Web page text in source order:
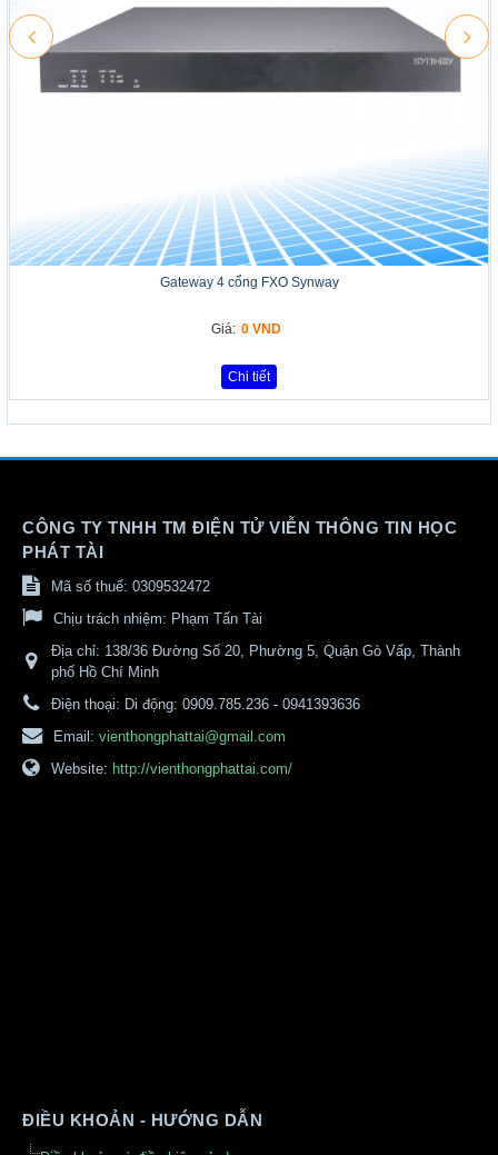
Gateway 4 cổng FXO Synway
Giá: 0 VND
Chi tiết
CÔNG TY TNHH TM ĐIỆN TỬ VIỄN THÔNG TIN HỌC
PHÁT TÀI
Mã số thuế: 0309532472
Chịu trách nhiệm: Phạm Tấn Tài
Địa chỉ: 138/36 Đường Số 20, Phường 5, Quận Gò Vấp, Thành
phố Hồ Chí Minh
Điện thoại: Di động: 0909.785.236 - 0941393636
Email: vienthongphattai@gmail.com
Website: http://vienthongphattai.com/
ĐIỀU KHOẢN - HƯỚNG DẪN